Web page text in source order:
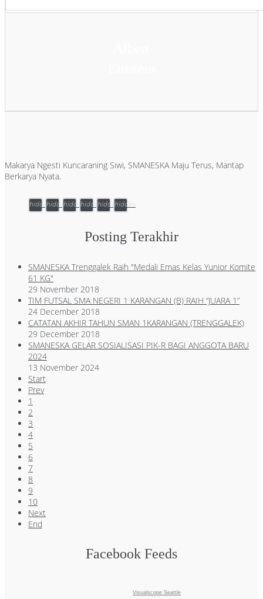
Makarya Ngesti Kuncaraning Siwi, SMANESKA Maju Terus, Mantap
Berkarya Nyata.
hiddenhiddenhiddenhiddenhiddenhidden
Posting Terakhir
SMANESKA Trenggalek Raih "Medali Emas Kelas Yunior Komite
61 KG"
29 November 2018
TIM FUTSAL SMA NEGERI 1 KARANGAN (B) RAIH “JUARA 1”
24 December 2018
CATATAN AKHIR TAHUN SMAN 1KARANGAN (TRENGGALEK)
29 December 2018
SMANESKA GELAR SOSIALISASI PIK-R BAGI ANGGOTA BARU
2024
13 November 2024
Start
Prev
1
2
3
4
5
6
7
8
9
10
Next
End
Facebook Feeds
Visualscope Seattle